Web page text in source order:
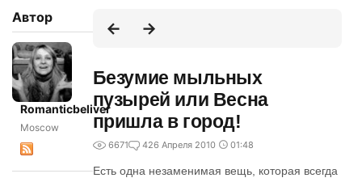
Автор
Romanticbeliver
Moscow
Безумие мыльных
пузырей или Весна
пришла в город!
6671 426 Апреля 2010 01:48
Есть одна незаменимая вещь, которая всегда